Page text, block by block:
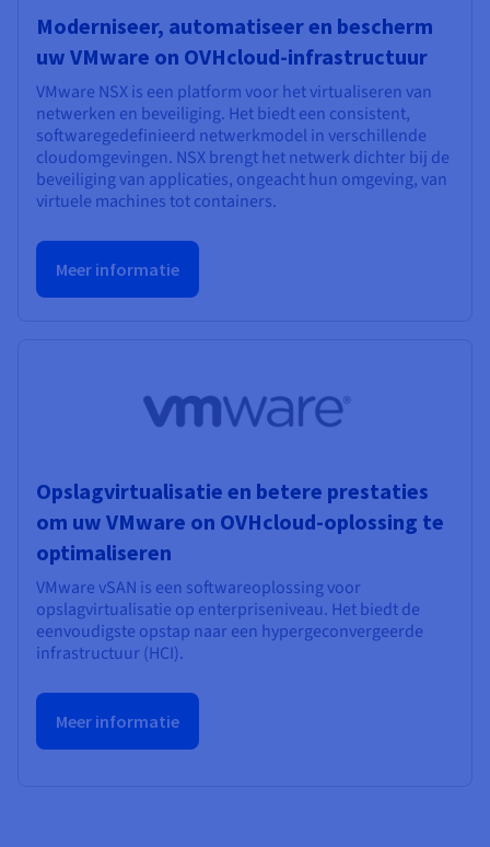
Moderniseer, automatiseer en bescherm
uw VMware on OVHcloud-infrastructuur
VMware NSX is een platform voor het virtualiseren van
netwerken en beveiliging. Het biedt een consistent,
softwaregedefinieerd netwerkmodel in verschillende
cloudomgevingen. NSX brengt het netwerk dichter bij de
beveiliging van applicaties, ongeacht hun omgeving, van
virtuele machines tot containers.
Meer informatie
Opslagvirtualisatie en betere prestaties
om uw VMware on OVHcloud-oplossing te
optimaliseren
VMware vSAN is een softwareoplossing voor
opslagvirtualisatie op enterpriseniveau. Het biedt de
eenvoudigste opstap naar een hypergeconvergeerde
infrastructuur (HCI).
Meer informatie